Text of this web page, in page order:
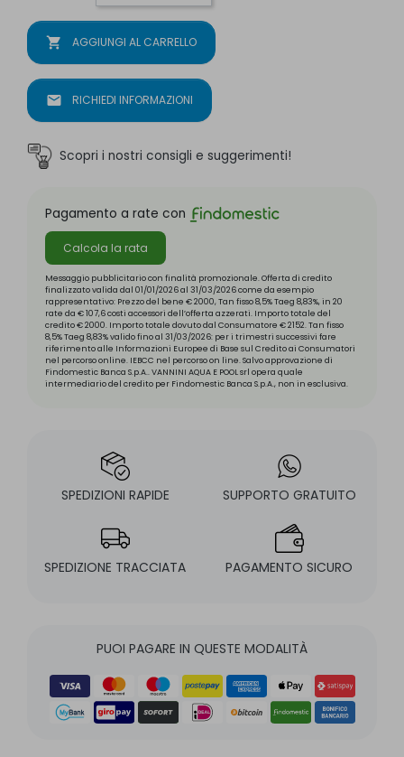
shopping_cart AGGIUNGI AL CARRELLO
mail RICHIEDI INFORMAZIONI
Scopri i nostri consigli e suggerimenti!
Pagamento a rate con
Calcola la rata
Messaggio pubblicitario con finalità promozionale. Offerta di credito
finalizzato valida dal 01/01/2026 al 31/03/2026 come da esempio
rappresentativo: Prezzo del bene € 2000, Tan fisso 8,5% Taeg 8,83%, in 20
rate da € 107,6 costi accessori dell’offerta azzerati. Importo totale del
credito € 2000. Importo totale dovuto dal Consumatore € 2152. Tan fisso
8,5% Taeg 8,83% valido fino al 31/03/2026: per i trimestri successivi fare
riferimento alle Informazioni Europee di Base sul Credito ai Consumatori
nel percorso online. IEBCC nel percorso on line. Salvo approvazione di
Findomestic Banca S.p.A.. VANNINI AQUA E POOL srl opera quale
intermediario del credito per Findomestic Banca S.p.A., non in esclusiva.
SPEDIZIONI RAPIDE SUPPORTO GRATUITO
SPEDIZIONE TRACCIATA PAGAMENTO SICURO
PUOI PAGARE IN QUESTE MODALITÀ